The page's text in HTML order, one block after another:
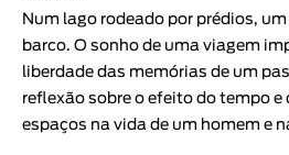
Animação
Documentário
TÓPICOS
Num lago rodeado por prédios,
barco. O sonho de uma viagem
liberdade das memórias de um
reflexão sobre o efeito do tempo
espaços na vida de um homem e